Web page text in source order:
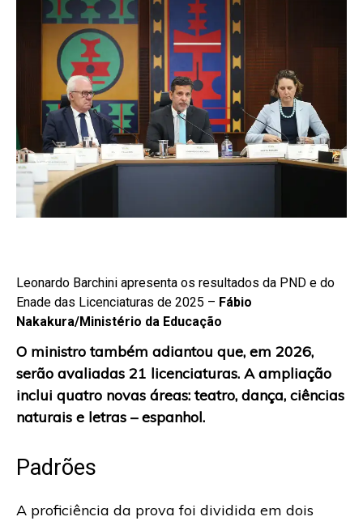
Leonardo Barchini apresenta os resultados da PND e do
Enade das Licenciaturas de 2025 – Fábio
Nakakura/Ministério da Educação
O ministro também adiantou que, em 2026,
serão avaliadas 21 licenciaturas. A ampliação
inclui quatro novas áreas: teatro, dança, ciências
naturais e letras – espanhol.
Padrões
A proficiência da prova foi dividida em dois